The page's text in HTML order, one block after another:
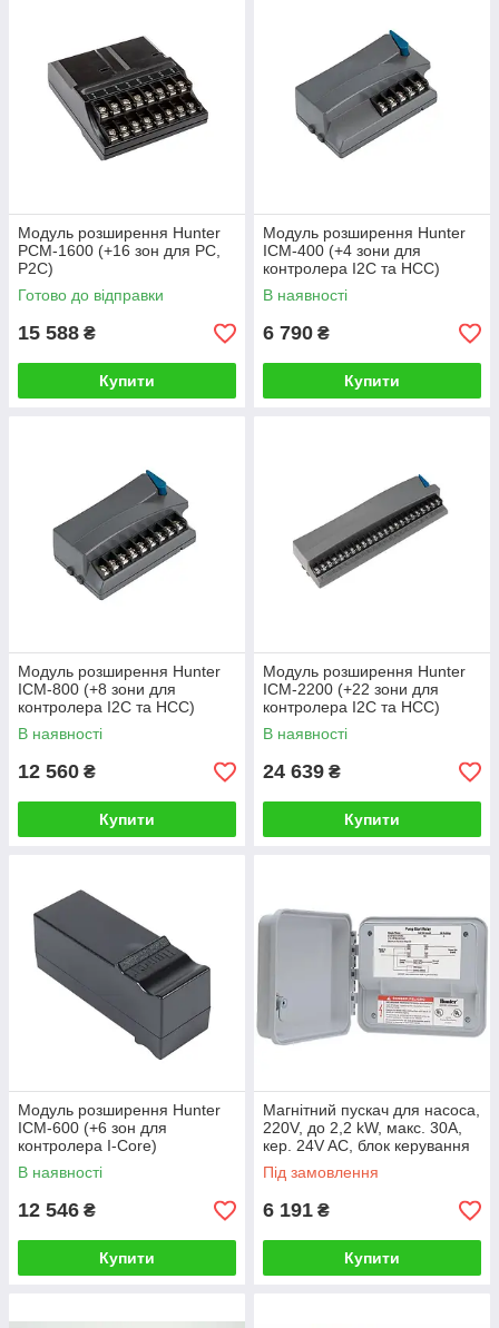
Модуль розширення Hunter
PCM-1600 (+16 зон для PC,
P2C)
Готово до відправки
15 588 ₴
Купити
Модуль розширення Hunter
ICM-400 (+4 зони для
контролера I2C та HCC)
В наявності
6 790 ₴
Купити
Модуль розширення Hunter
ICM-800 (+8 зони для
контролера I2C та HCC)
В наявності
12 560 ₴
Купити
Модуль розширення Hunter
ICM-2200 (+22 зони для
контролера I2C та HCC)
В наявності
24 639 ₴
Купити
Модуль розширення Hunter
ICM-600 (+6 зон для
контролера I-Core)
В наявності
12 546 ₴
Купити
Магнітний пускач для насоса,
220V, до 2,2 kW, макс. 30А,
кер. 24V AC, блок керування
насосом Hunter (США)
Під замовлення
6 191 ₴
Купити